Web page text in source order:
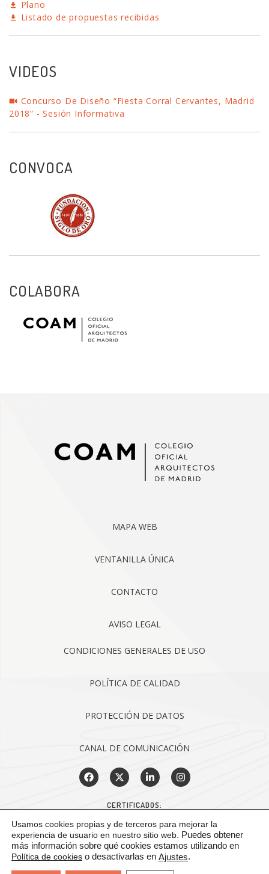
Plano
Listado de propuestas recibidas
VIDEOS
Concurso De Diseño “Fiesta Corral Cervantes, Madrid
2018” - Sesión Informativa
CONVOCA
COLABORA
MAPA WEB
VENTANILLA ÚNICA
CONTACTO
AVISO LEGAL
CONDICIONES GENERALES DE USO
POLÍTICA DE CALIDAD
PROTECCIÓN DE DATOS
CANAL DE COMUNICACIÓN
CERTIFICADOS:
Usamos cookies propias y de terceros para mejorar la
experiencia de usuario en nuestro sitio web.
Puedes obtener
más información sobre qué cookies estamos utilizando en
Política de cookies o desactivarlas en Ajustes.